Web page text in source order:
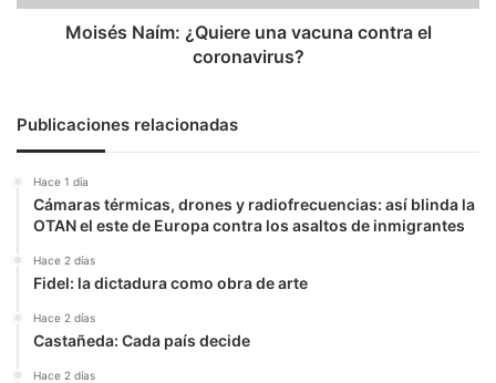
Moisés Naím: ¿Quiere una vacuna contra el
coronavirus?
Publicaciones relacionadas
Hace 1 día
Cámaras térmicas, drones y radiofrecuencias: así blinda la
OTAN el este de Europa contra los asaltos de inmigrantes
Hace 2 días
Fidel: la dictadura como obra de arte
Hace 2 días
Castañeda: Cada país decide
Hace 2 días